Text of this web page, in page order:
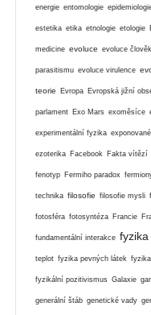
energie entomologie
estetika etika etnologie etologie
medicine evoluce evoluce
parasitismu evoluce virulence
teorie Evropa Evropská jižní
parlament Exo Mars exoměsíce
experimentální fyzika
ezoterika Facebook Fakta vítězí
fenotyp Fermiho paradox
technika filosofie filosofie mysli
fotosféra fotosyntéza Francie
fundamentální interakce fyzika
teplot fyzika pevných látek
fyzikální pozitivismus Galaxie
generální štáb genetické vady